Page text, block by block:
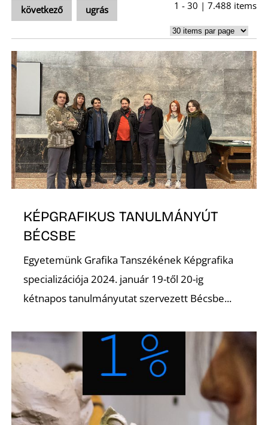
következő ugrás 1 - 30 | 7.488 items
KÉPGRAFIKUS TANULMÁNYÚT
BÉCSBE
Egyetemünk Grafika Tanszékének Képgrafika
specializációja 2024. január 19-től 20-ig
kétnapos tanulmányutat szervezett Bécsbe...